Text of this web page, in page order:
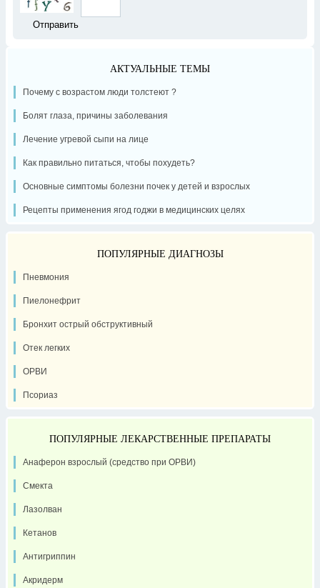
АКТУАЛЬНЫЕ ТЕМЫ
Почему с возрастом люди толстеют ?
Болят глаза, причины заболевания
Лечение угревой сыпи на лице
Как правильно питаться, чтобы похудеть?
Основные симптомы болезни почек у детей и взрослых
Рецепты применения ягод годжи в медицинских целях
ПОПУЛЯРНЫЕ ДИАГНОЗЫ
Пневмония
Пиелонефрит
Бронхит острый обструктивный
Отек легких
ОРВИ
Псориаз
ПОПУЛЯРНЫЕ ЛЕКАРСТВЕННЫЕ ПРЕПАРАТЫ
Анаферон взрослый (средство при ОРВИ)
Смекта
Лазолван
Кетанов
Антигриппин
Акридерм